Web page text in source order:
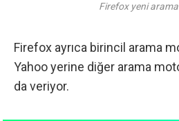
Firefox yeni
Firefox ayrıca birincil arama
Yahooyerine diğer arama
da veriyor.